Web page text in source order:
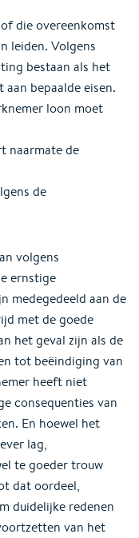
die overeenkomst
leiden. Volgens
bestaan als het
bepaalde eisen.
loon moet
naarmate de
de
volgens
ernstige
medegedeeld aan de
met de goede
het geval zijn als de
tot beëindiging van
heeft niet
consequenties van
En hoewel het
lag,
te goeder trouw
dat oordeel,
duidelijke redenen
van het